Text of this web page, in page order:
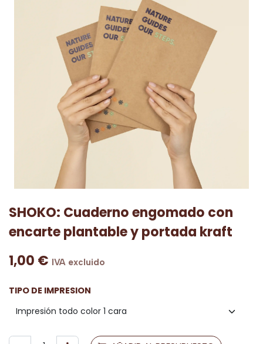
SHOKO: Cuaderno engomado con
encarte plantable y portada kraft
1,00 € IVA excluido
TIPO DE IMPRESION